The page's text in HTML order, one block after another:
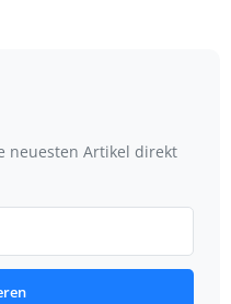
neuesten Artikel direkt